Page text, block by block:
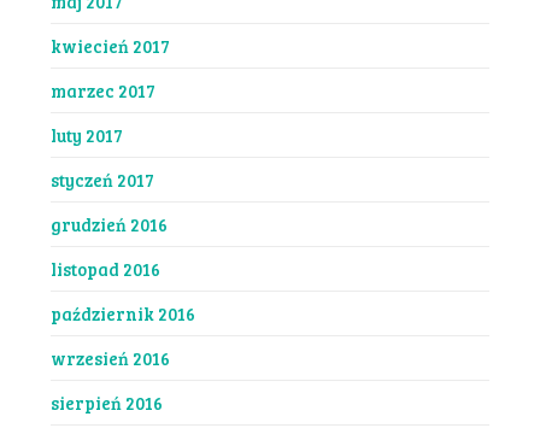
kwiecień 2017
marzec 2017
luty 2017
styczeń 2017
grudzień 2016
listopad 2016
październik 2016
wrzesień 2016
sierpień 2016